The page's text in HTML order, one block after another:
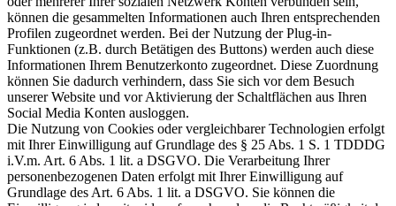
können die gesammelten Informationen auch Ihren entsprechenden
Profilen zugeordnet werden. Bei der Nutzung der Plug-in-
Funktionen (z.B. durch Betätigen des Buttons) werden auch diese
Informationen Ihrem Benutzerkonto zugeordnet. Diese Zuordnung
können Sie dadurch verhindern, dass Sie sich vor dem Besuch
unserer Website und vor Aktivierung der Schaltflächen aus Ihren
Social Media Konten ausloggen.
Die Nutzung von Cookies oder vergleichbarer Technologien erfolgt
mit Ihrer Einwilligung auf Grundlage des § 25 Abs. 1 S. 1 TDDDG
i.V.m. Art. 6 Abs. 1 lit. a DSGVO. Die Verarbeitung Ihrer
personenbezogenen Daten erfolgt mit Ihrer Einwilligung auf
Grundlage des Art. 6 Abs. 1 lit. a DSGVO. Sie können die